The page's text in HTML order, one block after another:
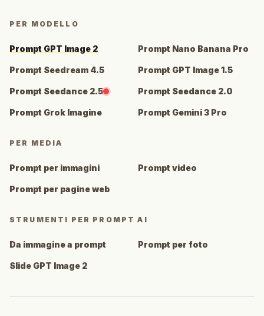
PER MODELLO
Prompt GPT Image 2 Prompt Nano Banana Pro
Prompt Seedream 4.5 Prompt GPT Image 1.5
Prompt Seedance 2.5 Prompt Seedance 2.0
Prompt Grok Imagine Prompt Gemini 3 Pro
PER MEDIA
Prompt per immagini Prompt video
Prompt per pagine web
STRUMENTI PER PROMPT AI
Da immagine a prompt Prompt per foto
Slide GPT Image 2